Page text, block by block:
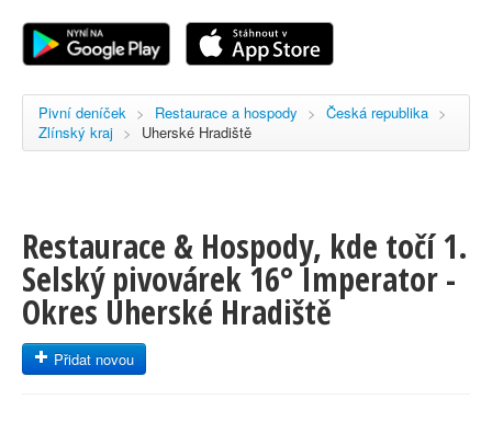
Registrace
Pivní deníček > Restaurace a hospody > Česká republika >
Zlínský kraj > Uherské Hradiště
Restaurace & Hospody, kde točí 1.
Selský pivovárek 16° Imperator -
Okres Uherské Hradiště
Přidat novou